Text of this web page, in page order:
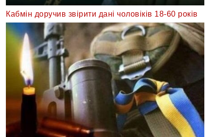
Кабмін доручив звірити дані чоловіків 18-60 років